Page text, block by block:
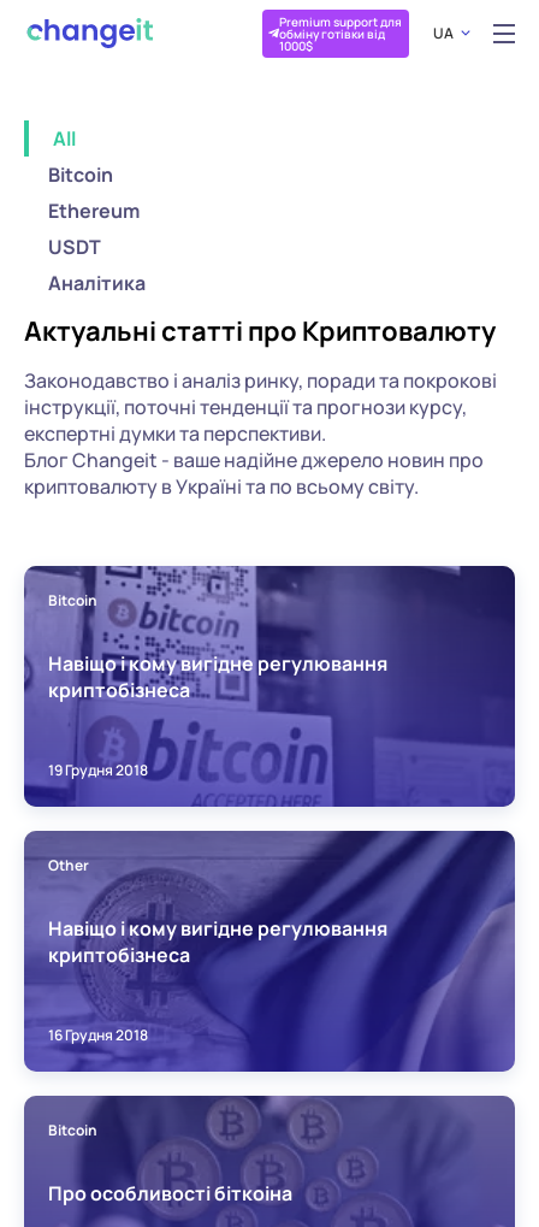
Premium support для
обміну готівки від
1000$
UA
All
Bitcoin
Ethereum
USDT
Аналітика
Актуальні статті про Криптовалюту
Законодавство і аналіз ринку, поради та покрокові
інструкції, поточні тенденції та прогнози курсу,
експертні думки та перспективи.
Блог Changeit - ваше надійне джерело новин про
криптовалюту в Україні та по всьому світу.
Bitcoin
Навіщо і кому вигідне регулювання
криптобізнеса
19 Грудня 2018
Other
Навіщо і кому вигідне регулювання
криптобізнеса
16 Грудня 2018
Bitcoin
Про особливості біткоіна